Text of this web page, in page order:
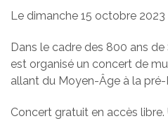
Le dimanche 15 octobre 2023
Dans le cadre des 800 ans
est organisé un concert de
allant du Moyen-Âge à la pré-
Concert gratuit en accès libre.